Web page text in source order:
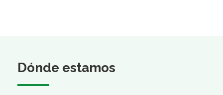
Dónde estamos